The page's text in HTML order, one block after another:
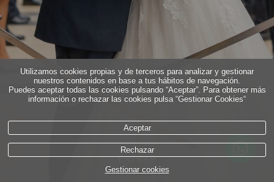
ENTRAR
Utilizamos cookies propias y de terceros para analizar y gestionar
nuestros contenidos en base a tus hábitos de navegación.
Puedes aceptar todas las cookies pulsando “Aceptar”. Para obtener más
información o rechazar las cookies pulsa “Gestionar Cookies“
Aceptar
Rechazar
Gestionar cookies